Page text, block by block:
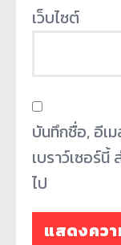
เว็บไซต์
บันทึกชื่อ, อีเ
เบราว์เซอร์
ไป